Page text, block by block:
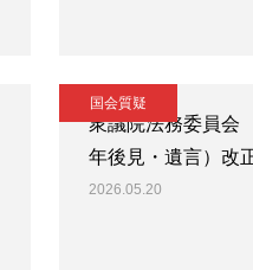
国会質疑
衆議院法務委員
年後見・遺言）改
2026.05.20